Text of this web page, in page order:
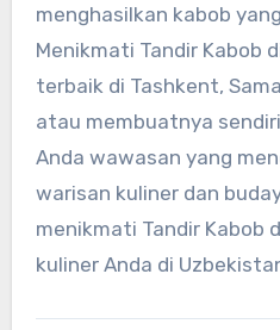
menghasilkan kabob
Menikmati Tandir Kabob
terbaik di Tashkent,
atau membuatnya
Anda wawasan yang
warisan kuliner dan
menikmati Tandir Kabob
kuliner Anda di